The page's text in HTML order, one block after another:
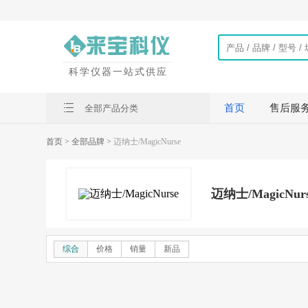
科学仪器一站式供应
全部产品分类 首页 售后服
首页 > 全部品牌 > 迈纳士/MagicNurse
迈纳士/
综合 价格 销量 新品